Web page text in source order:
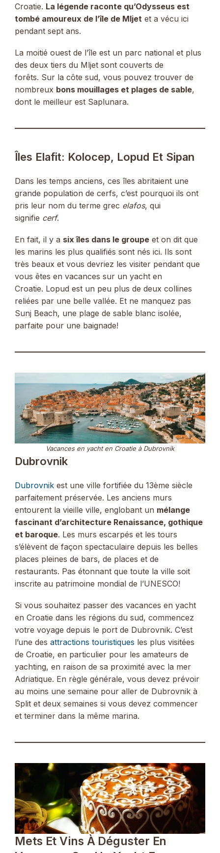
Croatie. La légende raconte qu’Odysseus est
tombé amoureux de l’île de Mljet et a vécu ici
pendant sept ans.
La moitié ouest de l’île est un parc national et plus
des deux tiers du Mljet sont couverts de
forêts. Sur la côte sud, vous pouvez trouver de
nombreux bons mouillages et plages de sable,
dont le meilleur est Saplunara.
Îles Elafit: Kolocep, Lopud Et Sipan
Dans les temps anciens, ces îles abritaient une
grande population de cerfs, c’est pourquoi ils ont
pris leur nom du terme grec elafos, qui
signifie cerf.
En fait, il y a six îles dans le groupe et on dit que
les marins les plus qualifiés sont nés ici. Ils sont
très beaux et vous devriez les visiter pendant que
vous êtes en vacances sur un yacht en
Croatie. Lopud est un peu plus de deux collines
reliées par une belle vallée. Et ne manquez pas
Sunj Beach, une plage de sable blanc isolée,
parfaite pour une baignade!
Vacances en yacht en Croatie à Dubrovnik
Dubrovnik
Dubrovnik est une ville fortifiée du 13ème siècle
parfaitement préservée. Les anciens murs
entourent la vieille ville, englobant un mélange
fascinant d’architecture Renaissance, gothique
et baroque. Les murs escarpés et les tours
s’élèvent de façon spectaculaire depuis les belles
places pleines de bars, de places et de
restaurants. Pas étonnant que toute la ville soit
inscrite au patrimoine mondial de l’UNESCO!
Si vous souhaitez passer des vacances en yacht
en Croatie dans les régions du sud, commencez
votre voyage depuis le port de Dubrovnik. C’est
l’une des attractions touristiques les plus visitées
de Croatie, en particulier pour les amateurs de
yachting, en raison de sa proximité avec la mer
Adriatique. En règle générale, vous devez prévoir
au moins une semaine pour aller de Dubrovnik à
Split et deux semaines si vous devez commencer
et terminer dans la même marina.
Mets Et Vins À Déguster En